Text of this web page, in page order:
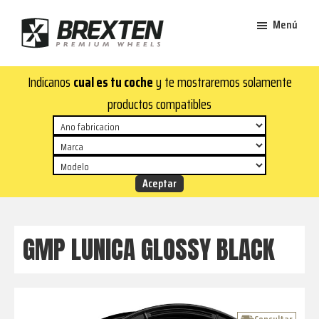
contenido
principal
de
página
Brexten
aluminio
premium
¡En
Brexten.com
encontrarás
aluminio
top!
y
estilo
Menú
Indicanos cual es tu cochey te mostraremos solamente
productos compatibles
GMP LUNICA GLOSSY BLACK